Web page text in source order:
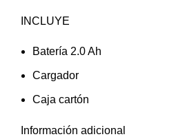
INCLUYE
Batería 2.0 Ah
Cargador
Caja cartón
Información adicional